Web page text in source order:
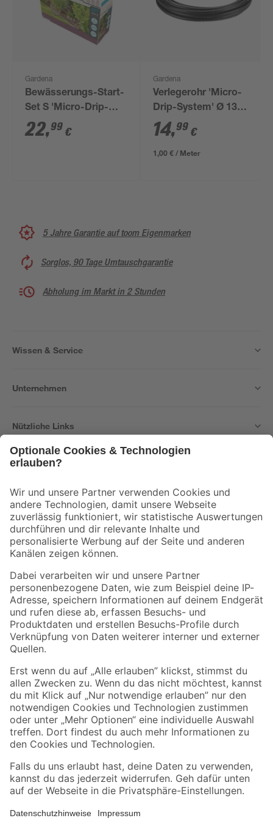
Gardena
Bewässerungs-Start-
Set S 'Micro-Drip-
System' für
Pflanzreihe, 15 m
22,99 €
Gardena
Verlegerohr 'Micro-
Drip-System' Ø 13
mm (1/2"), 15 m
14,99 €
1,00 € / Meter
5 Jahre Garantie auf toom Eigenmarken
Sorglos, 90 Tage Umtauschgarantie
Abholung im Markt in 2 Stunden
Wissen & Service
Unternehmen
Nützliche Links
Der toom Newsletter: Keine Angebote und Aktionen mehr verpassen!
Zur Newsletter Anmeldung
Folge uns
Zahlungsarten Versandarten
Sicher einkaufen
Jetzt die toom-App herunterladen
Alle Preisangaben in EUR inkl. gesetzl. MwSt.. Die dargestellten Angebote sind unter
Umständen nicht in allen Märkten verfügbar. Die angegebenen Verfügbarkeiten beziehen
Produkte nur solange der Vorrat reicht.
*Paketversand ab 59 € versandkostenfrei, gilt nicht für Artikel mit Speditionsversand, hier